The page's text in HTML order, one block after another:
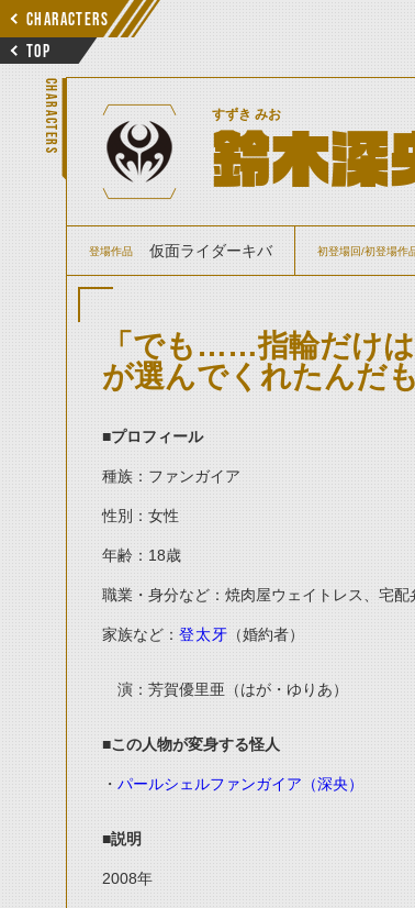
CHARACTERS
TOP
CHARACTERS すずき みお
鈴木深
登場作品 仮面ライダーキバ 初登場回/初登場作
「でも……指輪だけ
が選んでくれたんだも
■プロフィール
種族：ファンガイア
性別：女性
年齢： 18歳
職業・身分など：焼肉屋ウェイトレス、宅
家族など： 登太牙 （婚約者）
演：芳賀優里亜（はが・ゆりあ）
■この人物が変身する怪人
・ パールシェルファンガイア（深央）
■説明
2008年